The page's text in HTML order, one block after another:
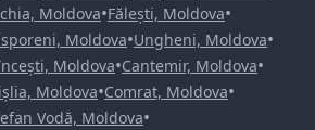
Moldova•Fălești, Moldova•
Moldova•Ungheni, Moldova•
Moldova•Cantemir, Moldova•
Moldova•Comrat, Moldova•
Vodă, Moldova•